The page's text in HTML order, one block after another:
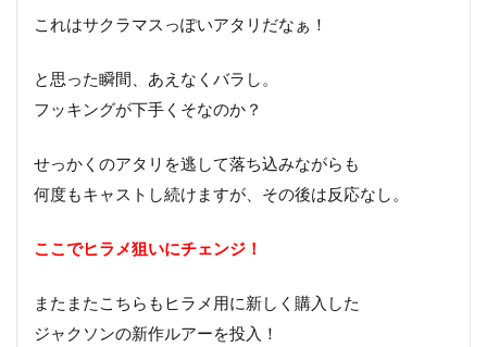
これはサクラマスっぽいアタリだなぁ！
と思った瞬間、あえなくバラし。
フッキングが下手くそなのか？
せっかくのアタリを逃して落ち込みながらも
何度もキャストし続けますが、その後は反応なし。
ここでヒラメ狙いにチェンジ！
またまたこちらもヒラメ用に新しく購入した
ジャクソンの新作ルアーを投入！